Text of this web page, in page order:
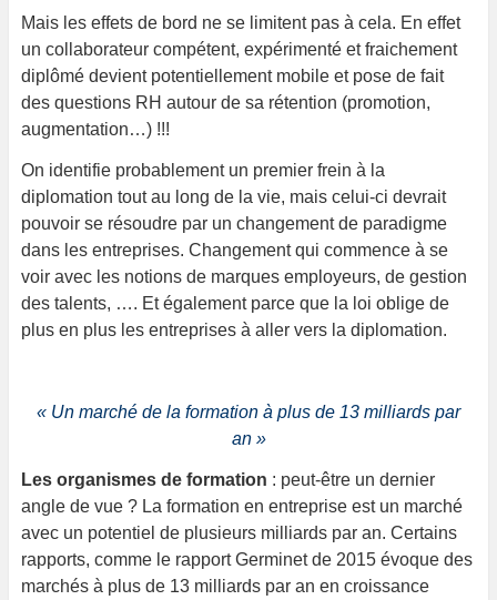
Mais les effets de bord ne se limitent pas à cela. En effet
un collaborateur compétent, expérimenté et fraichement
diplômé devient potentiellement mobile et pose de fait
des questions RH autour de sa rétention (promotion,
augmentation…) !!!
On identifie probablement un premier frein à la
diplomation tout au long de la vie, mais celui-ci devrait
pouvoir se résoudre par un changement de paradigme
dans les entreprises. Changement qui commence à se
voir avec les notions de marques employeurs, de gestion
des talents, …. Et également parce que la loi oblige de
plus en plus les entreprises à aller vers la diplomation.
« Un marché de la formation à plus de 13 milliards par
an »
Les organismes de formation : peut-être un dernier
angle de vue ? La formation en entreprise est un marché
avec un potentiel de plusieurs milliards par an. Certains
rapports, comme le rapport Germinet de 2015 évoque des
marchés à plus de 13 milliards par an en croissance